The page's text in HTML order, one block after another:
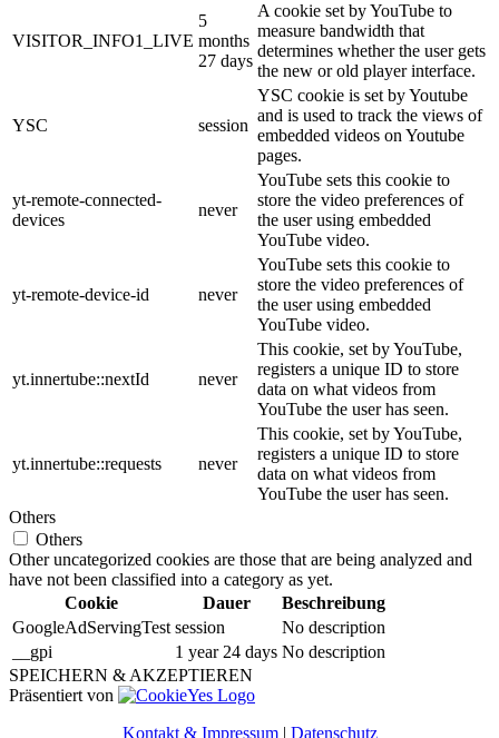
VISITOR_INFO1_LIVE
5
months
27 days
A cookie set by YouTube to
measure bandwidth that
determines whether the user gets
the new or old player interface.
YSC session
YSC cookie is set by Youtube
and is used to track the views of
embedded videos on Youtube
pages.
yt-remote-connected-
devices
never
YouTube sets this cookie to
store the video preferences of
the user using embedded
YouTube video.
yt-remote-device-id never
YouTube sets this cookie to
store the video preferences of
the user using embedded
YouTube video.
yt.innertube::nextId never
This cookie, set by YouTube,
registers a unique ID to store
data on what videos from
YouTube the user has seen.
yt.innertube::requests never
This cookie, set by YouTube,
registers a unique ID to store
data on what videos from
YouTube the user has seen.
Others
Others
Other uncategorized cookies are those that are being analyzed and
have not been classified into a category as yet.
Cookie
Dauer
Beschreibung
GoogleAdServingTest session
No description
__gpi
1 year 24 days No description
SPEICHERN & AKZEPTIEREN
Präsentiert von
Kontakt & Impressum| Datenschutz